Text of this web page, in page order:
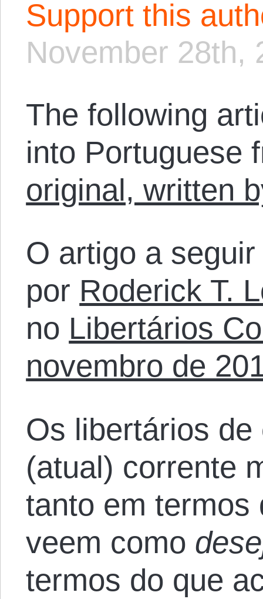
Support this
November 28th,
The following
into Portuguese
original, written
O artigo a
por Roderick T.
no Libertários
novembro de
Os libertários
(atual) corrente
tanto em termos
veem como
termos do que